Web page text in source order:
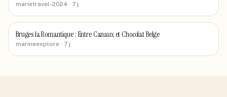
marietravel-2024 · 7 j
Bruges la Romantique : Entre Canaux et Chocolat Belge
marineexplore · 7 j